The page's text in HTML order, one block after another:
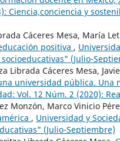
Ciencia,conciencia y
Cáceres Mesa, María
positiva ,
(Julio-
Librada Cáceres Mesa,
universidad pública.
Vol. 12 Núm. 2 (2020):
Monzón, Marco Vinicio
, Universidad y
(Julio-Septiembre)